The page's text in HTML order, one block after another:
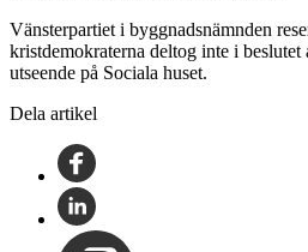
Vänsterpartiet i byggnadsnämnden
kristdemokraterna deltog inte i
utseende på Sociala huset.
Dela artikel